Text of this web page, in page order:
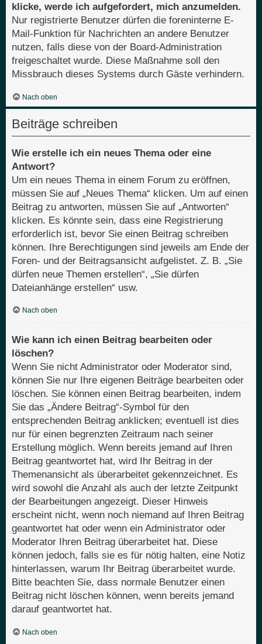
klicke, werde ich aufgefordert, mich anzumelden.
Nur registrierte Benutzer dürfen die foreninterne E-
Mail-Funktion für Nachrichten an andere Benutzer
nutzen, falls diese von der Board-Administration
freigeschaltet wurde. Diese Maßnahme soll den
Missbrauch dieses Systems durch Gäste verhindern.
Nach oben
Beiträge schreiben
Wie erstelle ich ein neues Thema oder eine
Antwort?
Um ein neues Thema in einem Forum zu eröffnen,
müssen Sie auf „Neues Thema“ klicken. Um auf einen
Beitrag zu antworten, müssen Sie auf „Antworten“
klicken. Es könnte sein, dass eine Registrierung
erforderlich ist, bevor Sie einen Beitrag schreiben
können. Ihre Berechtigungen sind jeweils am Ende der
Foren- und der Beitragsansicht aufgelistet. Z. B. „Sie
dürfen neue Themen erstellen“, „Sie dürfen
Dateianhänge erstellen“ usw.
Nach oben
Wie kann ich einen Beitrag bearbeiten oder
löschen?
Wenn Sie nicht Administrator oder Moderator sind,
können Sie nur Ihre eigenen Beiträge bearbeiten oder
löschen. Sie können einen Beitrag bearbeiten, indem
Sie das „Ändere Beitrag“-Symbol für den
entsprechenden Beitrag anklicken; eventuell ist dies
nur für einen begrenzten Zeitraum nach seiner
Erstellung möglich. Wenn bereits jemand auf Ihren
Beitrag geantwortet hat, wird Ihr Beitrag in der
Themenansicht als überarbeitet gekennzeichnet. Es
wird sowohl die Anzahl als auch der letzte Zeitpunkt
der Bearbeitungen angezeigt. Dieser Hinweis
erscheint nicht, wenn noch niemand auf Ihren Beitrag
geantwortet hat oder wenn ein Administrator oder
Moderator Ihren Beitrag überarbeitet hat. Diese
können jedoch, falls sie es für nötig halten, eine Notiz
hinterlassen, warum Ihr Beitrag überarbeitet wurde.
Bitte beachten Sie, dass normale Benutzer einen
Beitrag nicht löschen können, wenn bereits jemand
darauf geantwortet hat.
Nach oben